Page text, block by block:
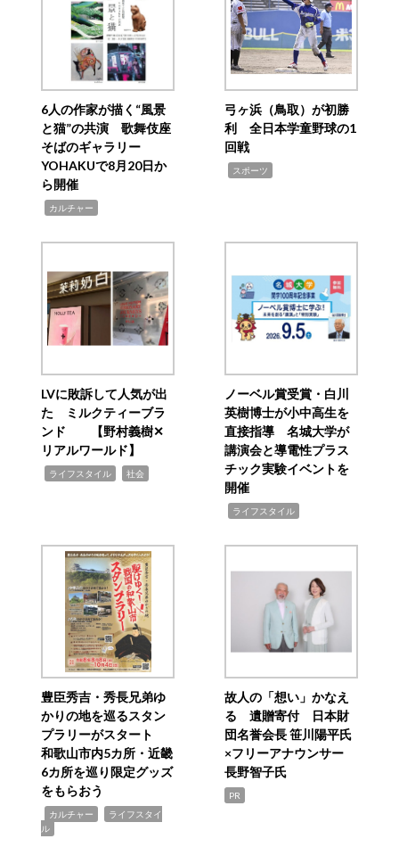
6人の作家が描く“風景
と猫”の共演 歌舞伎座
そばのギャラリー
YOHAKUで8月20日か
ら開催
カルチャー
弓ヶ浜（鳥取）が初勝
利 全日本学童野球の1
回戦
スポーツ
LVに敗訴して人気が出
た ミルクティーブラ
ンド 【野村義樹✕
リアルワールド】
ライフスタイル 社会
ノーベル賞受賞・白川
英樹博士が小中高生を
直接指導 名城大学が
講演会と導電性プラス
チック実験イベントを
開催
ライフスタイル
豊臣秀吉・秀長兄弟ゆ
かりの地を巡るスタン
プラリーがスタート
和歌山市内5カ所・近畿
6カ所を巡り限定グッズ
をもらおう
カルチャー
ライフスタイ
ル
故人の「想い」かなえ
る 遺贈寄付 日本財
団名誉会長 笹川陽平氏
×フリーアナウンサー
長野智子氏
PR